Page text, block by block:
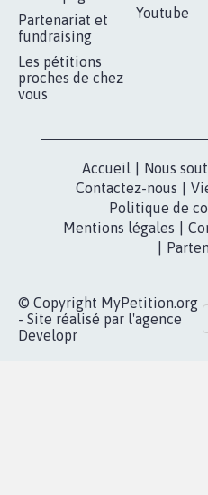
Partenariat et
fundraising
Les pétitions
proches de chez
vous
Youtube
Accueil Nous
Contactez-nous
Politique de
Mentions légales
© Copyright MyPetition.org
- Site réalisé par l'agence
Developr